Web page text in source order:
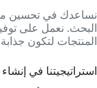
نساعدك في تحسين
البحث. نعمل على
المنتجات لتكون جذابة
استراتيجيتنا في إنشاء